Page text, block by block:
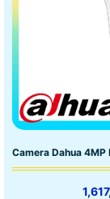
Camera Dahua